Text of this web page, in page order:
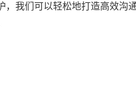
我们可以轻松地打造高效沟